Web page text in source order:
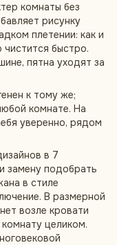
комнаты без
рисунку
плетении: как и
чистится быстро.
пятна уходят за
к тому же;
комнате. На
уверенно, рядом
в 7
замену подобрать
в стиле
В размерной
возле кровати
целиком.